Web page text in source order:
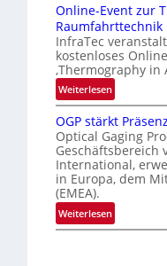
r
c
a
r
k
e
‚
H
y
p
e
r
s
p
e
c
t
r
t
e
r
n
a
t
o
n
a
l
V
i
s
Online-Event zur
Raumfahrttechnik
InfraTec
kostenloses
‚Thermography in
Weiterlesen:
O
n
l
i
n
-
E
OGP stärkt
Optical Gaging
Geschäftsbereich
International,
in Europa, dem
(EMEA).
Weiterlesen:
O